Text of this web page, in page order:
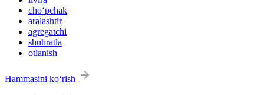
cho‘pchak
aralashtir
agregatchi
shuhratla
otlanish
Hammasini ko‘rish